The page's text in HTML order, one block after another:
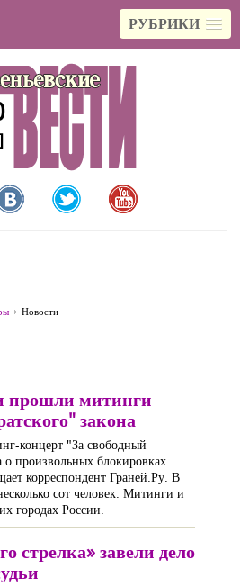
РУБРИКИ
Новости
прошли митинги
закона
концерт "За свободный
о произвольных блокировках
корреспондент Граней.Ру. В
сот человек. Митинги и
городах России.
стрелка» завели дело